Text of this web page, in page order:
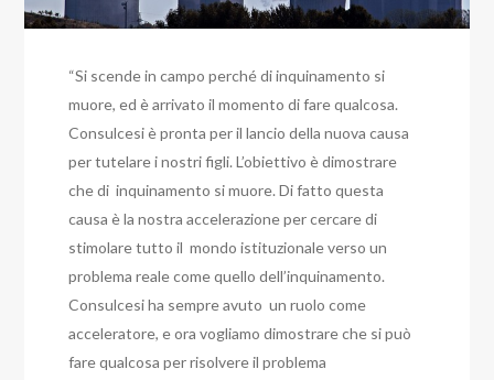
“Si scende in campo perché di inquinamento si
muore, ed è arrivato il momento di fare qualcosa.
Consulcesi è pronta per il lancio della nuova causa
per tutelare i nostri figli. L’obiettivo è dimostrare
che di inquinamento si muore. Di fatto questa
causa è la nostra accelerazione per cercare di
stimolare tutto il mondo istituzionale verso un
problema reale come quello dell’inquinamento.
Consulcesi ha sempre avuto un ruolo come
acceleratore, e ora vogliamo dimostrare che si può
fare qualcosa per risolvere il problema